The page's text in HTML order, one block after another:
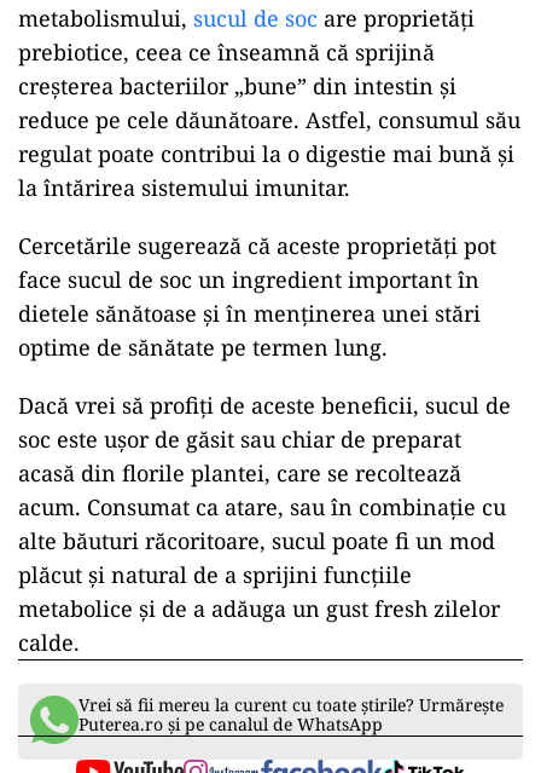
metabolismului, sucul de soc are proprietăți
prebiotice, ceea ce înseamnă că sprijină
creșterea bacteriilor „bune” din intestin și
reduce pe cele dăunătoare. Astfel, consumul său
regulat poate contribui la o digestie mai bună și
la întărirea sistemului imunitar.
Cercetările sugerează că aceste proprietăți pot
face sucul de soc un ingredient important în
dietele sănătoase și în menținerea unei stări
optime de sănătate pe termen lung.
Dacă vrei să profiți de aceste beneficii, sucul de
soc este ușor de găsit sau chiar de preparat
acasă din florile plantei, care se recoltează
acum. Consumat ca atare, sau în combinație cu
alte băuturi răcoritoare, sucul poate fi un mod
plăcut și natural de a sprijini funcțiile
metabolice și de a adăuga un gust fresh zilelor
calde.
Vrei să fii mereu la curent cu toate știrile? Urmărește
Puterea.ro și pe canalul de WhatsApp